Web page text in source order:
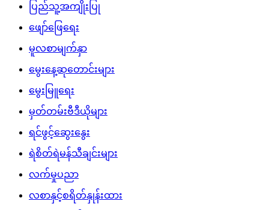
ပြည်သူ့အကျိုးပြု
ဖျော်ဖြေရေး
မူလစာမျက်နှာ
မွေးနေ့ဆုတောင်းများ
မွေးမြူရေး
မှတ်တမ်းဗီဒီယိုများ
ရင်ဖွင့်ဆွေးနွေး
ရဲစိတ်ရဲမန်သီချင်းများ
လက်မှုပညာ
လစာနှင့်စရိတ်နှုန်းထား